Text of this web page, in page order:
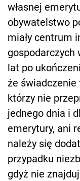
własnej
obywatelstwo
miały centrum
gospodarczych
lat po
że świadczenie
którzy nie
jednego dnia i
emerytury, ani
należy się
przypadku
gdyż nie